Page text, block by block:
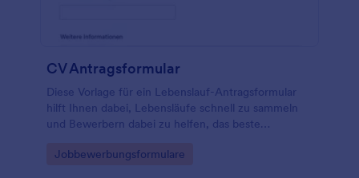
CV Antragsformular
Diese Vorlage für ein Lebenslauf-Antragsformular
hilft Ihnen dabei, Lebensläufe schnell zu sammeln
und Bewerbern dabei zu helfen, das beste
ihnen passt. Die Vorlage besteht aus Bereichen, um
Go to Category:
Jobbewerbungsformulare